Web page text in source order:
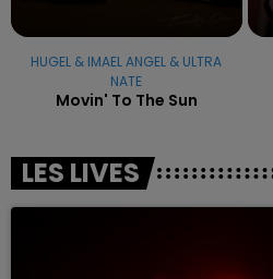
HUGEL & IMAEL ANGEL & ULTRA
NATE
Movin' To The Sun
LES LIVES